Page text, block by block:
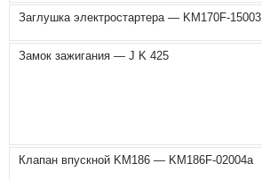
Заглушка электростартера — KM170F-15003
Замок зажигания — J K 425
Клапан впускной KM186 — KM186F-02004a